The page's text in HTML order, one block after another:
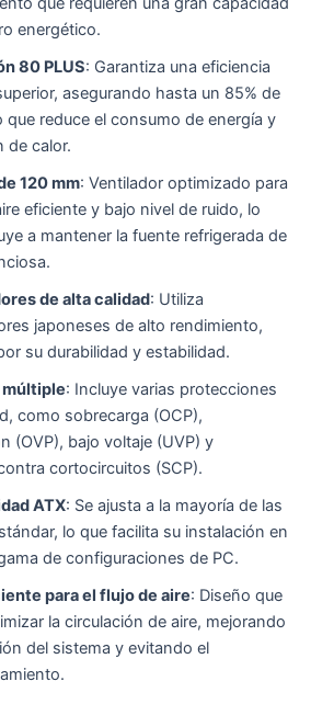
energético.
80 PLUS: Garantiza una eficiencia
asegurando hasta un 85% de
que reduce el consumo de energía y
de calor.
120 mm: Ventilador optimizado para
eficiente y bajo nivel de ruido, lo
a mantener la fuente refrigerada de
de alta calidad: Utiliza
japoneses de alto rendimiento,
su durabilidad y estabilidad.
: Incluye varias protecciones
como sobrecarga (OCP),
(OVP), bajo voltaje (UVP) y
cortocircuitos (SCP).
ATX: Se ajusta a la mayoría de las
lo que facilita su instalación en
de configuraciones de PC.
para el flujo de aire: Diseño que
la circulación de aire, mejorando
del sistema y evitando el